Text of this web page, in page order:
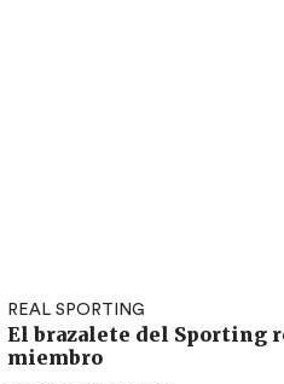
REAL SPORTING
El brazalete del Sporting
miembro